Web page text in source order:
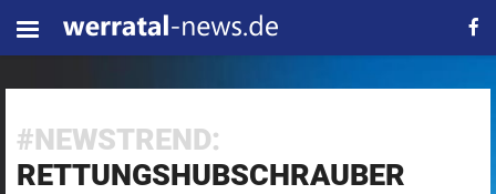
#NEWSTREND:
RETTUNGSHUBSCHRAUBER